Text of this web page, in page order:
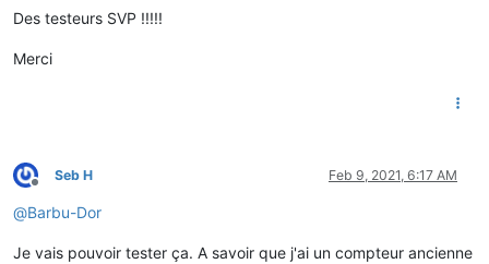
Des testeurs SVP !!!!!
Merci
Offline
Seb H Feb 9, 2021, 6:17 AM
@Barbu-Dor
Je vais pouvoir tester ça. A savoir que j'ai un compteur ancienne